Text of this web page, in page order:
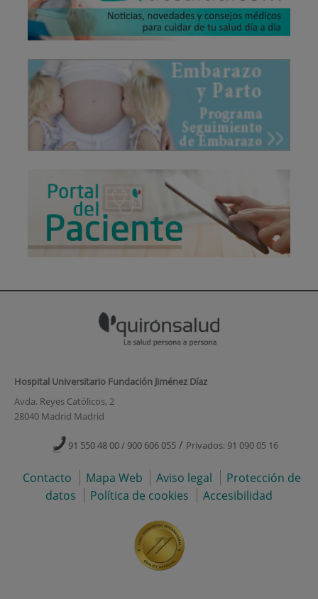
Hospital Universitario Fundación Jiménez Díaz
Avda. Reyes Católicos, 2
28040 Madrid Madrid
91 550 48 00 / 900 606 055 / Privados: 91 090 05 16
Contacto Mapa Web Aviso legal
Protección de
datos
Política de cookies Accesibilidad